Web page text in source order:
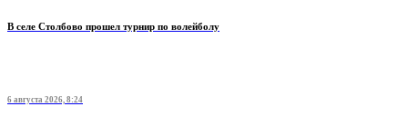
В селе Столбово прошел турнир по волейболу
6 августа 2026, 8:24